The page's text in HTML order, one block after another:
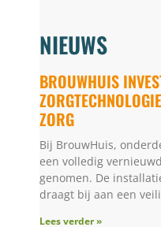
NIEUWS
BROUWHUIS
ZORG
Bij BrouwHuis,
een volledig
genomen. De
draagt bij aan een
Lees verder »